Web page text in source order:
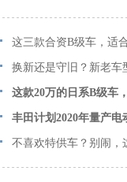
这三款合资B级车，适
换新还是守旧？新老车
这款20万的日系B级车
丰田计划2020年量产
不喜欢特供车？别闹，